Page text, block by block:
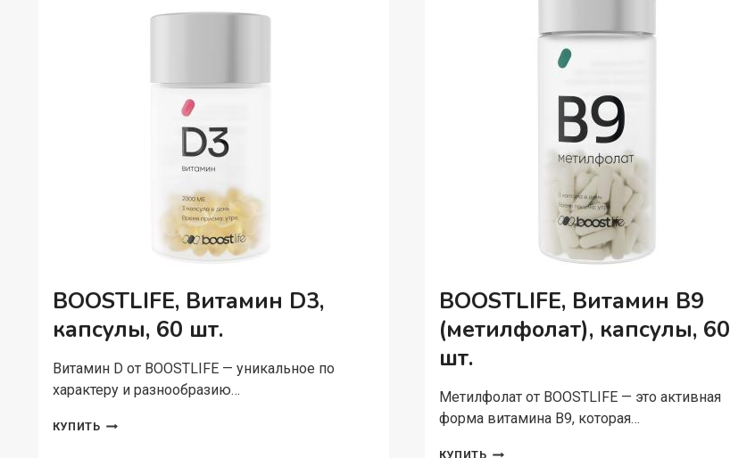
BOOSTLIFE, Витамин D3,
капсулы, 60 шт.
Витамин D от BOOSTLIFE — уникальное по
характеру и разнообразию…
КУПИТЬ BOOSTLIFE,
BOOSTLIFE, Витамин В9
(метилфолат), капсулы, 60
шт.
Метилфолат от BOOSTLIFE — это активная
форма витамина B9, которая…
КУПИТЬ BOOSTLIFE,